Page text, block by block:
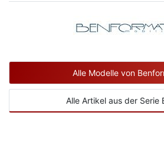
Alle Modelle von
Alle Artikel aus der Serie